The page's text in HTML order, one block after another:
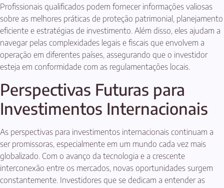
Profissionais qualificados podem fornecer informações valiosas
sobre as melhores práticas de proteção patrimonial, planejamento
eficiente e estratégias de investimento. Além disso, eles ajudam a
navegar pelas complexidades legais e fiscais que envolvem a
operação em diferentes países, assegurando que o investidor
esteja em conformidade com as regulamentações locais.
Perspectivas Futuras para
Investimentos Internacionais
As perspectivas para investimentos internacionais continuam a
ser promissoras, especialmente em um mundo cada vez mais
globalizado. Com o avanço da tecnologia e a crescente
interconexão entre os mercados, novas oportunidades surgem
constantemente. Investidores que se dedicam a entender as